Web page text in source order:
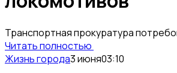
Транспортная прокуратура
Читать полностью
Жизнь города3 июня03:10